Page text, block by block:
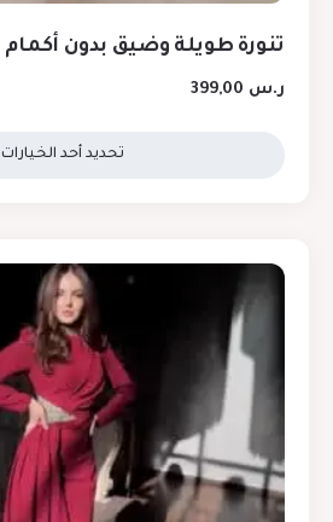
تنورة طويلة وضيق بدون أكمام
ر.س
تحديد أحد الخيارات